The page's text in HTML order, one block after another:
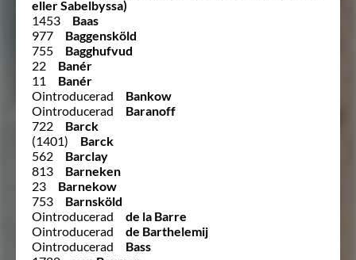
eller Sabelbyssa)
1453
Baas
977
Baggensköld
755
Bagghufvud
22
Banér
11
Banér
Ointroducerad
Bankow
Ointroducerad
Baranoff
722
Barck
(1401)
Barck
562
Barclay
813
Barneken
23
Barnekow
753
Barnsköld
Ointroducerad
de la Barre
Ointroducerad
de Barthelemij
Ointroducerad
Bass